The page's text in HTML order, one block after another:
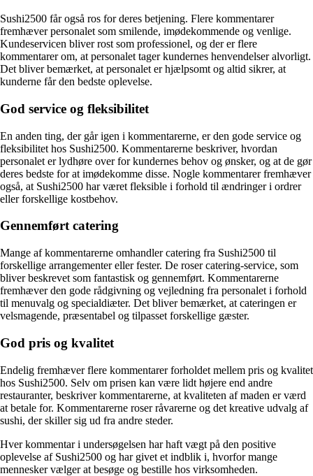
Sushi2500 får også ros for deres betjening. Flere kommentarer
fremhæver personalet som smilende, imødekommende og venlige.
Kundeservicen bliver rost som professionel, og der er flere
kommentarer om, at personalet tager kundernes henvendelser alvorligt.
Det bliver bemærket, at personalet er hjælpsomt og altid sikrer, at
kunderne får den bedste oplevelse.
God service og fleksibilitet
En anden ting, der går igen i kommentarerne, er den gode service og
fleksibilitet hos Sushi2500. Kommentarerne beskriver, hvordan
personalet er lydhøre over for kundernes behov og ønsker, og at de gør
deres bedste for at imødekomme disse. Nogle kommentarer fremhæver
også, at Sushi2500 har været fleksible i forhold til ændringer i ordrer
eller forskellige kostbehov.
Gennemført catering
Mange af kommentarerne omhandler catering fra Sushi2500 til
forskellige arrangementer eller fester. De roser catering-service, som
bliver beskrevet som fantastisk og gennemført. Kommentarerne
fremhæver den gode rådgivning og vejledning fra personalet i forhold
til menuvalg og specialdiæter. Det bliver bemærket, at cateringen er
velsmagende, præsentabel og tilpasset forskellige gæster.
God pris og kvalitet
Endelig fremhæver flere kommentarer forholdet mellem pris og kvalitet
hos Sushi2500. Selv om prisen kan være lidt højere end andre
restauranter, beskriver kommentarerne, at kvaliteten af maden er værd
at betale for. Kommentarerne roser råvarerne og det kreative udvalg af
sushi, der skiller sig ud fra andre steder.
Hver kommentar i undersøgelsen har haft vægt på den positive
oplevelse af Sushi2500 og har givet et indblik i, hvorfor mange
mennesker vælger at besøge og bestille hos virksomheden.